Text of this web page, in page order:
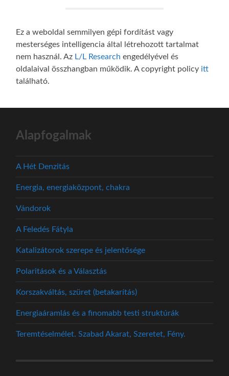
Ez a weboldal semmilyen gépi fordítást vagy
mesterséges intelligencia által létrehozott tartalmat
nem használ. Az L/L Research engedélyével és
oldalaival összhangban működik. A copyright policy itt
található.
Alapfogalmak
A Hét Denzitás
Energia, energiaközpont, chakra
Vándorok
A Feledés Fátyla
Katalizátorok szerepe és jelentősége
Polaritások és a Választás
Korszakváltás, szüret (betakarítás)
Energiaáramlás és a finomabb testi struktúrák
Teremtéselmélet. Szabad Akarat, Szeretet, Fény.